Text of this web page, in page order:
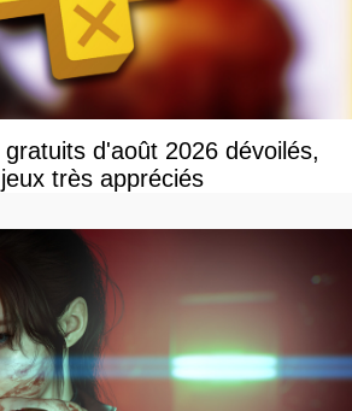
d'août 2026 dévoilés,
très appréciés